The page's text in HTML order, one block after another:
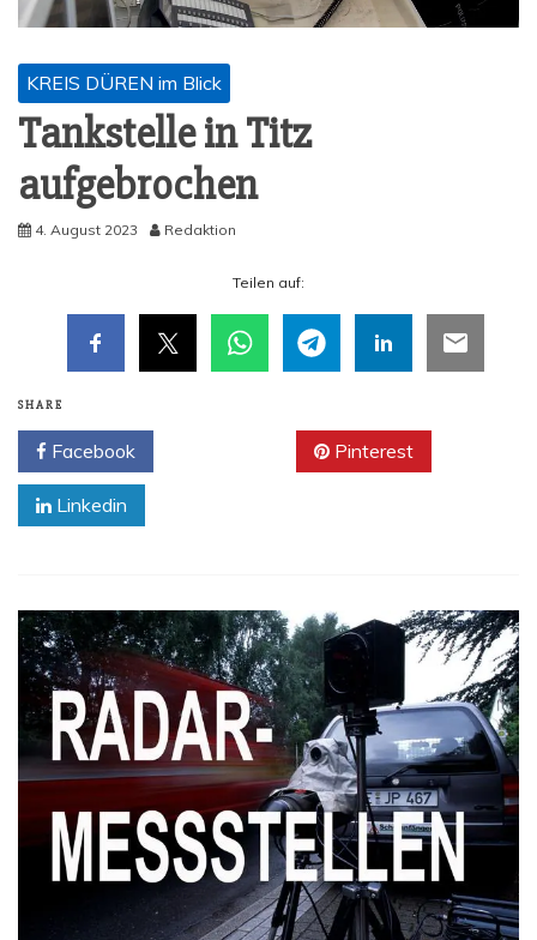
KREIS DÜREN im Blick
Tank­stel­le in Titz
aufgebrochen
4. August 2023 Redaktion
Tei­len auf:
SHARE
Facebook Pinterest
Linkedin